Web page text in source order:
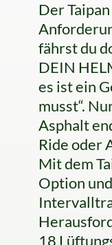
Der
fährst du
DEIN
es ist ein
musst“.
Asphalt
Ride oder
Mit dem
Option
18